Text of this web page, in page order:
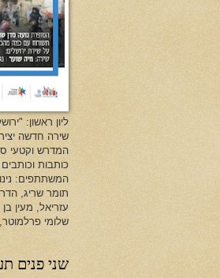
ליון ראשון:
שירה חדשה
המדרש וקטעי
כותבות וכותבים
המשתתפים:
תומר שריג,
עזריאל, מעין
שלומי
שני פנים